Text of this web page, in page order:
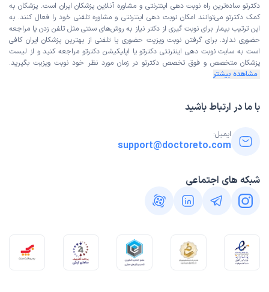
دکترتو ساده‌ترین راه نوبت‌ دهی اینترنتی و مشاوره آنلاین پزشکان ایران است. پزشکان به
کمک دکترتو می‌توانند امکان نوبت دهی اینترنتی و مشاوره تلفنی خود را فعال کنند. به
این ترتیب بیمار برای نوبت گیری از دکتر نیاز به روش‌های سنتی مثل تلفن زدن یا مراجعه
حضوری ندارد. برای گرفتن نوبت ویزیت حضوری یا تلفنی از بهترین پزشکان ایران کافی
است به سایت نوبت دهی اینترنتی دکترتو یا اپلیکیشن دکترتو مراجعه کنید و از لیست
پزشکان متخصص و فوق تخصص دکترتو در زمان مورد نظر خود نوبت ویزیت بگیرید.
مشاهده بیشتر
با ما در ارتباط باشید
ایمیل:
support@doctoreto.com
شبکه های اجتماعی